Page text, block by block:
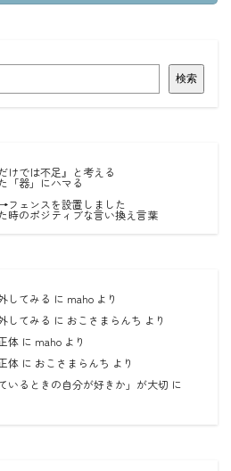
検索
けでは不足』と考える
「器」にハマる
フェンスを設置しました
時のポジティブな言い換え言葉
してみる に maho より
してみる に おこさまらんち より
体 に maho より
体 に おこさまらんち より
いるときの自分が好きか」が大切 に